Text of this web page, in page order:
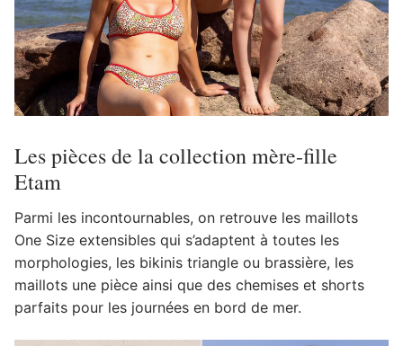
Les pièces de la collection mère-fille
Etam
Parmi les incontournables, on retrouve les maillots
One Size extensibles qui s’adaptent à toutes les
morphologies, les bikinis triangle ou brassière, les
maillots une pièce ainsi que des chemises et shorts
parfaits pour les journées en bord de mer.